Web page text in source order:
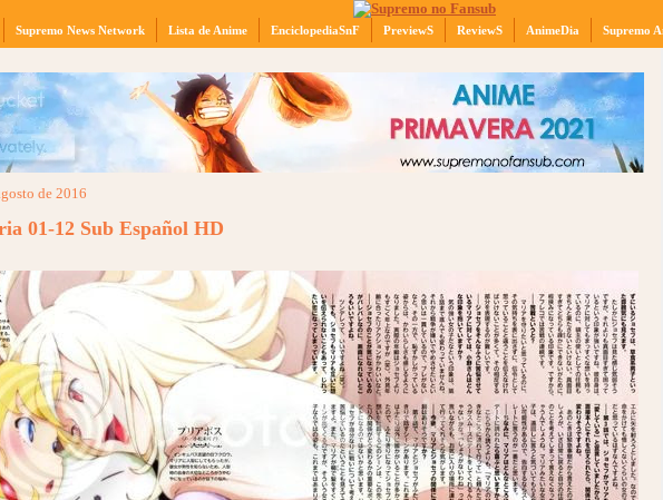
Supremo News Network Lista de Anime EnciclopediaSnF PreviewS ReviewS AnimeDia Supremo
de 2016
01-12 Sub Español HD